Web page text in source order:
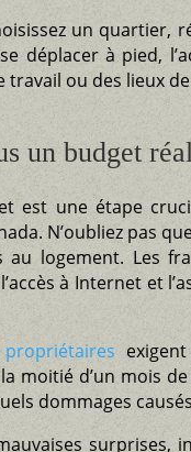
un quartier,
déplacer à pied,
travail ou des lieux
un budget
est une étape
N’oubliez pas
au logement. Les
à Internet et
moitié d’un mois
dommages
surprises,